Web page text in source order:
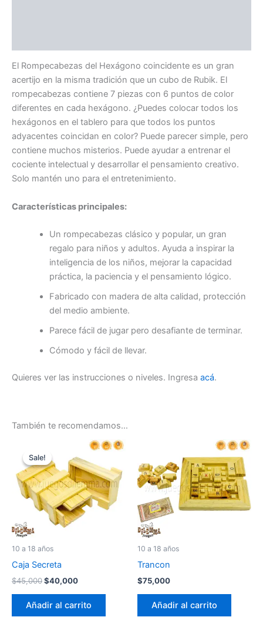
El Rompecabezas del Hexágono coincidente es un gran
acertijo en la misma tradición que un cubo de Rubik. El
rompecabezas contiene 7 piezas con 6 puntos de color
diferentes en cada hexágono. ¿Puedes colocar todos los
hexágonos en el tablero para que todos los puntos
adyacentes coincidan en color? Puede parecer simple, pero
contiene muchos misterios. Puede ayudar a entrenar el
cociente intelectual y desarrollar el pensamiento creativo.
Solo mantén uno para el entretenimiento.
Características principales:
Un rompecabezas clásico y popular, un gran
regalo para niños y adultos. Ayuda a inspirar la
inteligencia de los niños, mejorar la capacidad
práctica, la paciencia y el pensamiento lógico.
Fabricado con madera de alta calidad, protección
del medio ambiente.
Parece fácil de jugar pero desafiante de terminar.
Cómodo y fácil de llevar.
Quieres ver las instrucciones o niveles. Ingresa acá.
También te recomendamos…
Sale!
Sale!
10 a 18 años
Caja Secreta
$45,000
precio
original
era:
$45,000.
$40,000
precio
actual
es:
$40,000.
Añadir al carrito
10 a 18 años
Trancon
$75,000
Añadir al carrito